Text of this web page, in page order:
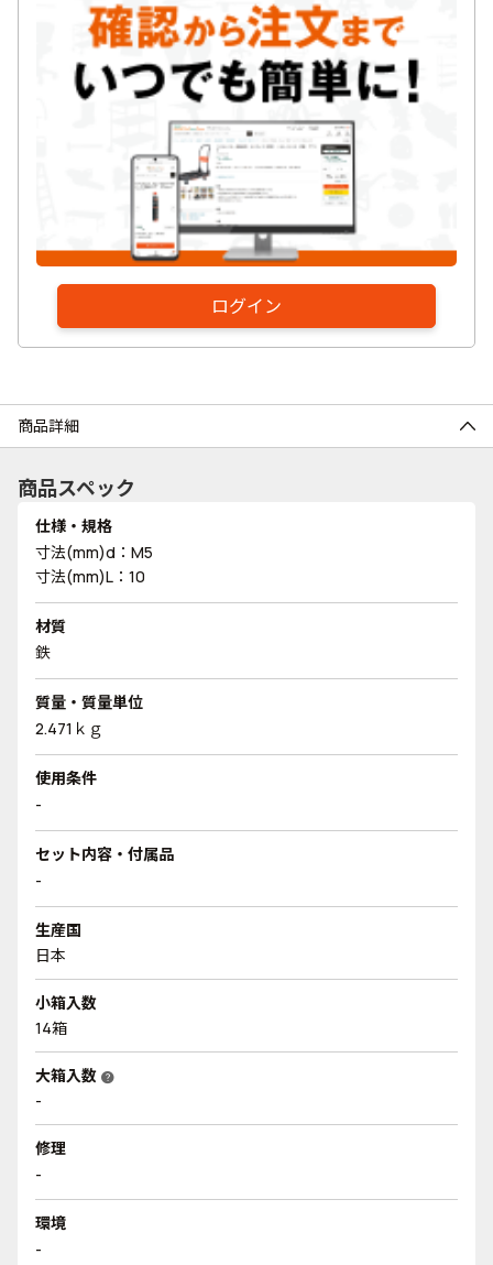
ログイン
商品詳細
商品スペック
仕様・規格
寸法(mm)d：M5
寸法(mm)L：10
材質
鉄
質量・質量単位
2.471ｋｇ
使用条件
-
セット内容・付属品
-
生産国
日本
小箱入数
14箱
大箱入数 help
-
修理
-
環境
-